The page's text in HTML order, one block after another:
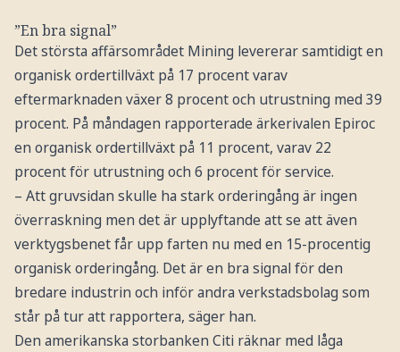
”En bra signal”
Det största affärsområdet Mining levererar samtidigt en
organisk ordertillväxt på 17 procent varav
eftermarknaden växer 8 procent och utrustning med 39
procent. På måndagen rapporterade ärkerivalen Epiroc
en organisk ordertillväxt på 11 procent, varav 22
procent för utrustning och 6 procent för service.
– Att gruvsidan skulle ha stark orderingång är ingen
överraskning men det är upplyftande att se att även
verktygsbenet får upp farten nu med en 15-procentig
organisk orderingång. Det är en bra signal för den
bredare industrin och inför andra verkstadsbolag som
står på tur att rapportera, säger han.
Den amerikanska storbanken Citi räknar med låga